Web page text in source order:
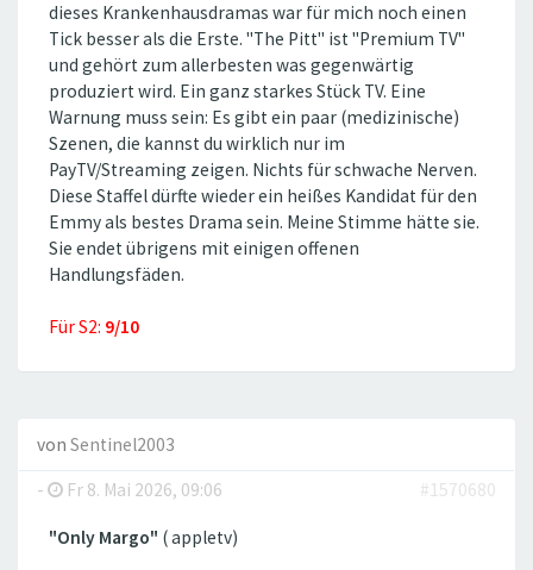
dieses Krankenhausdramas war für mich noch einen
Tick besser als die Erste. ''The Pitt'' ist ''Premium TV''
und gehört zum allerbesten was gegenwärtig
produziert wird. Ein ganz starkes Stück TV. Eine
Warnung muss sein: Es gibt ein paar (medizinische)
Szenen, die kannst du wirklich nur im
PayTV/Streaming zeigen. Nichts für schwache Nerven.
Diese Staffel dürfte wieder ein heißes Kandidat für den
Emmy als bestes Drama sein. Meine Stimme hätte sie.
Sie endet übrigens mit einigen offenen
Handlungsfäden.
Für S2: 9/10
von Sentinel2003
-
Fr 8. Mai 2026, 09:06 #1570680
"Only Margo" ( appletv)